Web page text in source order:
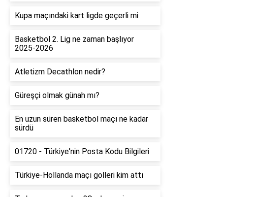
Kupa maçındaki kart ligde geçerli mi
Basketbol 2. Lig ne zaman başlıyor
2025-2026
Atletizm Decathlon nedir?
Güreşçi olmak günah mı?
En uzun süren basketbol maçı ne kadar
sürdü
01720 - Türkiye'nin Posta Kodu Bilgileri
Türkiye-Hollanda maçı golleri kim attı